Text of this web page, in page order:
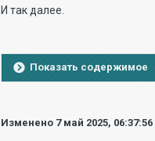
И так далее.
Показать содержимое
Изменено 7 май 2025, 06:37:56